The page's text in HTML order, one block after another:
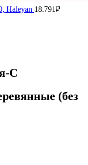
Haleyan 18.791₽
С
(без